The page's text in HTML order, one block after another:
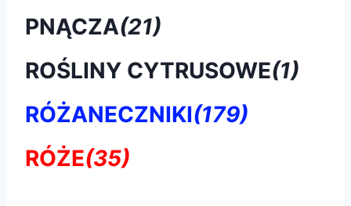
PNĄCZA(21)
ROŚLINY CYTRUSOWE(1)
RÓŻANECZNIKI(179)
RÓŻE(35)